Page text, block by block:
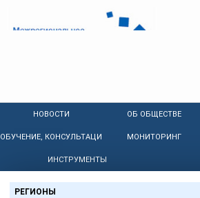
НОВОСТИ ОБ ОБЩЕСТВЕ
ОБУЧЕНИЕ, КОНСУЛЬТАЦИИ МОНИТОРИНГ
ИНСТРУМЕНТЫ
РЕГИОНЫ